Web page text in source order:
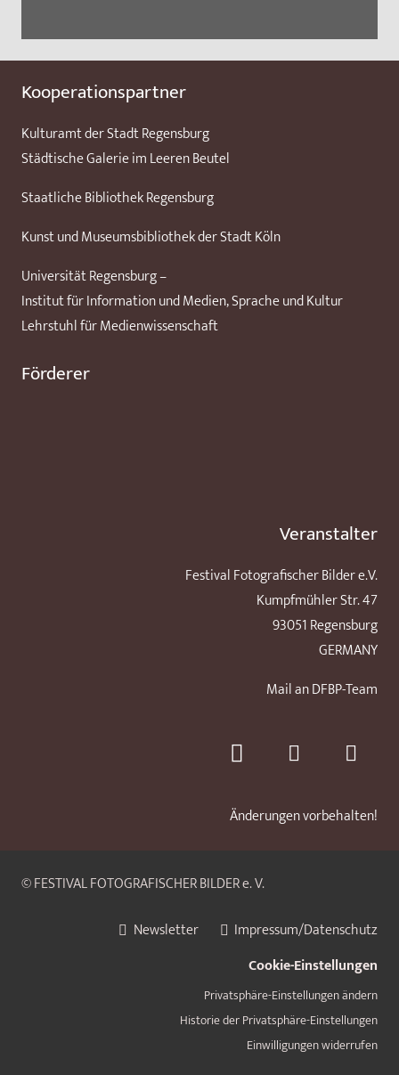
Kooperationspartner
Kulturamt der Stadt Regensburg
Städtische Galerie im Leeren Beutel
Staatliche Bibliothek Regensburg
Kunst und Museumsbibliothek der Stadt Köln
Universität Regensburg –
Institut für Information und Medien, Sprache und Kultur
Lehrstuhl für Medienwissenschaft
Förderer
Veranstalter
Festival Fotografischer Bilder e.V.
Kumpfmühler Str. 47
93051 Regensburg
GERMANY
Mail an DFBP-Team
Änderungen vorbehalten!
© FESTIVAL FOTOGRAFISCHER BILDER e. V.
Newsletter
Impressum/Datenschutz
Cookie-Einstellungen
Privatsphäre-Einstellungen ändern
Historie der Privatsphäre-Einstellungen
Einwilligungen widerrufen